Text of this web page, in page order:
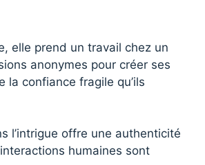
elle prend un travail chez un
anonymes pour créer ses
confiance fragile qu’ils
l’intrigue offre une authenticité
humaines sont